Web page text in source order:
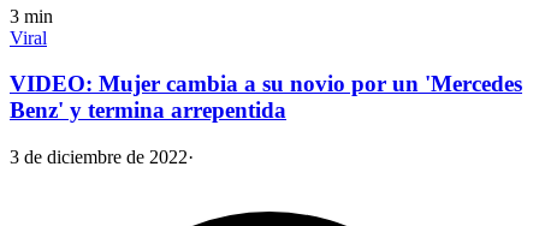
3 min
Viral
VIDEO: Mujer cambia a su novio por un 'Mercedes
Benz' y termina arrepentida
3 de diciembre de 2022·